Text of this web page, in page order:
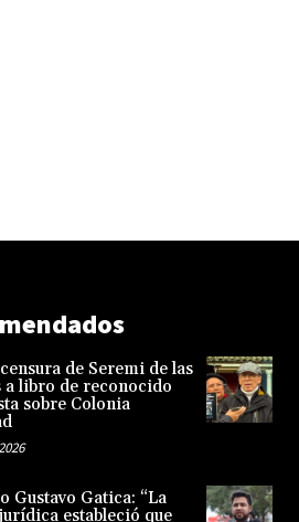
de Seremi de las
a libro de reconocido
sobre Colonia
Gustavo Gatica: “La
estableció que